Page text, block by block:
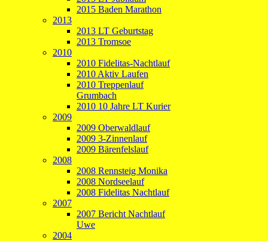
2015 Baden Marathon
2013
2013 LT Geburtstag
2013 Tromsoe
2010
2010 Fidelitas-Nachtlauf
2010 Aktiv Laufen
2010 Treppenlauf
Grumbach
2010 10 Jahre LT Kurier
2009
2009 Oberwaldlauf
2009 3-Zinnenlauf
2009 Bärenfelslauf
2008
2008 Rennsteig Monika
2008 Nordseelauf
2008 Fidelitas Nachtlauf
2007
2007 Bericht Nachtlauf
Uwe
2004